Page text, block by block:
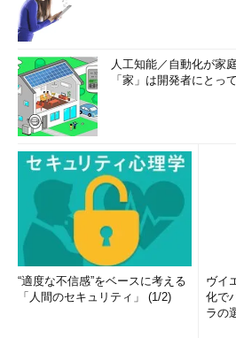
xfsdumpの増分バックアップでは、ど
回はレベル0（デフォルト）で全体を
追加、変更があったファイルだけを増
増分バックアップで指定できるレベ
ベル5を指定した場合、作成先の中か
ルをxfsdumpコマンドが探し、最大の
アップしたものが選ばれます。そのバ
のあったファイルだけが今回の対象と
その後毎週
レベル0以降
ァイルを毎
人工知能／自動化が
「家」は開発者にとっ
“適度な不信感”をベースに考える
「人間のセキュリティ」 (1/2)
ヴイ
化で
ラの